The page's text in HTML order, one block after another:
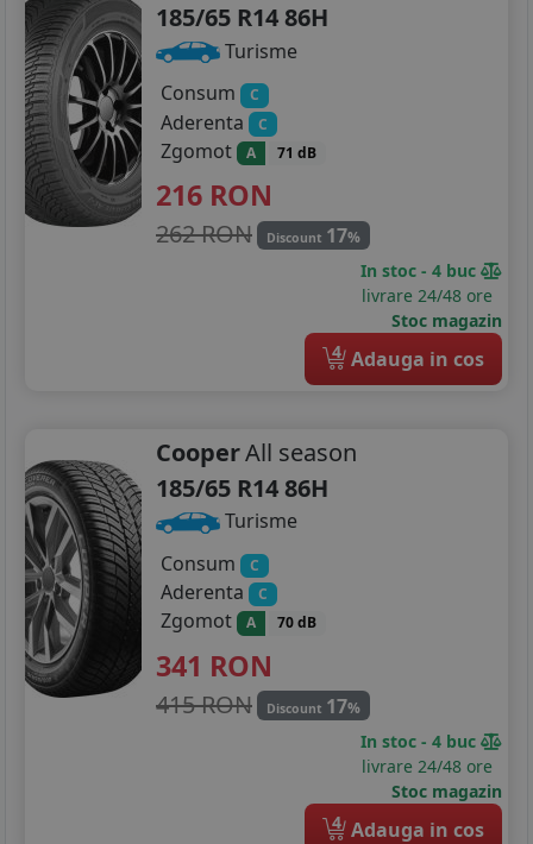
185/65 R14 86H
Turisme
Consum
C
Aderenta C
Zgomot A 71 dB
216 RON
262 RON Discount 17%
In stoc - 4 buc
livrare 24/48 ore
Stoc magazin
4 Adauga in cos
CooperAll season
185/65 R14 86H
Turisme
Consum
C
Aderenta C
Zgomot A 70 dB
341 RON
415 RON Discount 17%
In stoc - 4 buc
livrare 24/48 ore
Stoc magazin
4 Adauga in cos